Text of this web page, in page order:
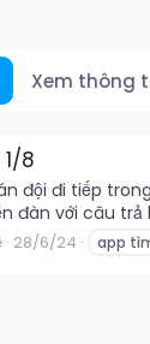
Xem thông
8
đội đi tiếp
đàn với câu
28/6/24 app